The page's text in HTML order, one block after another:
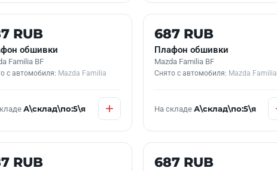
НАЛИЧИИ
RUB
обшивки
Familia BF
с автомобиля: Mazda Familia
А\склад\по:5\я
Б/У В НАЛИЧИИ
687 RUB
Плафон обшивки
Mazda Familia BF
Снято с автомобиля: Mazda Familia
На складе А\склад\по:5\я
НАЛИЧИИ
RUB Б/У В НАЛИЧИИ
687 RUB